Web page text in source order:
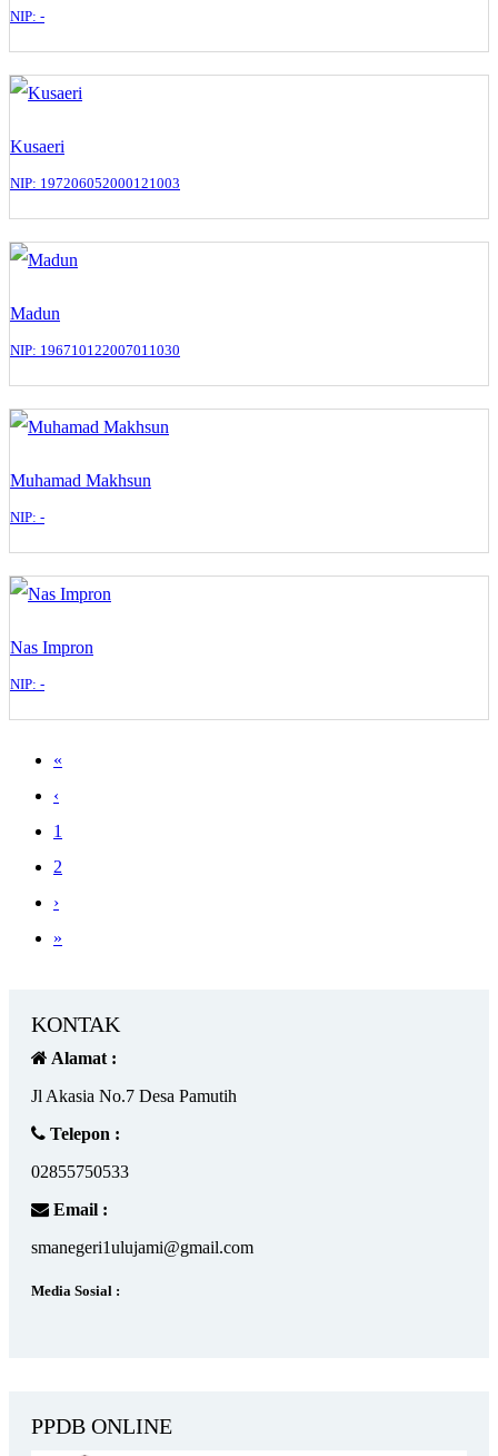
NIP: -
Kusaeri
NIP: 197206052000121003
Madun
NIP: 196710122007011030
Muhamad Makhsun
NIP: -
Nas Impron
NIP: -
«
‹
1
2
›
»
KONTAK
Alamat :
Jl Akasia No.7 Desa Pamutih
Telepon :
02855750533
Email :
smanegeri1ulujami@gmail.com
Media Sosial :
PPDB ONLINE